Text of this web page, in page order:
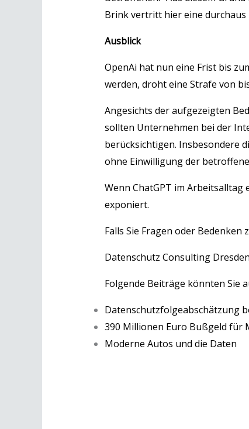
Brink vertritt hier eine
Ausblick
OpenAi hat nun eine Frist bis
werden, droht eine Strafe von
Angesichts der aufgezeigten
sollten Unternehmen bei der
berücksichtigen. Insbesondere
ohne Einwilligung der
Wenn ChatGPT im
exponiert.
Falls Sie Fragen oder
Datenschutz Consulting
Folgende Beiträge könnten Sie
Datenschutzfolgeabschätzung
390 Millionen Euro Bußgeld für
Moderne Autos und die Daten